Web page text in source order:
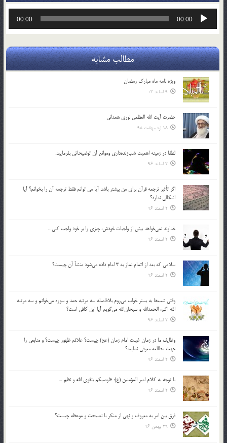
پخش‌کننده
00:00
00:00
مطالب مشابه
ویژه نامه ماه مبارک رمضان
9 اسفند 03
حضرت آیت الله العظمی نوری همدانی
18 اردیبهشت 98
لطفا در زمينه اهميت شب‌زنده‌داري وموانع آن توضيحاتي بفرماييد.
2 اسفند 96
اگر تأثير ترجمه قرآن براي من بيشتر باشد آيا مي توانم فقط ترجمه آن را بخوانم؟ آيا
اشكالي ندارد؟
2 اسفند 96
خداوند نمي‌خواهد بيش از واجبات خودش، چيزي را بر خود واجب كني…
2 اسفند 96
سلامي كه بعد از اتمام نماز به 3 امام داده مي‌شود منشأ آن چيست؟
2 اسفند 96
وقتي شب‌ها به بستر خواب مي‌روم بلافاصله سه مرتبه حمد و سوره مي‌خوانم و سه مرتبه
الله اكبر، الحمدالله و سبحان‌الله مي‌گويم آيا اين كافي است؟
2 اسفند 96
وظايف ما در زمان غيبت امام زمان (عج) چيست؟ علائم ظهور چيست؟ و منابعي را
جهت مطالعه معرفي نماييد؟
2 اسفند 96
با توجه به كلام امير المؤمنين (ع): «اوصيكم بتقوي الله و نظم …
2 اسفند 96
فرق بين امر به معروف و نهي از منكر با نصيحت و موعظه چيست؟
29 بهمن 96